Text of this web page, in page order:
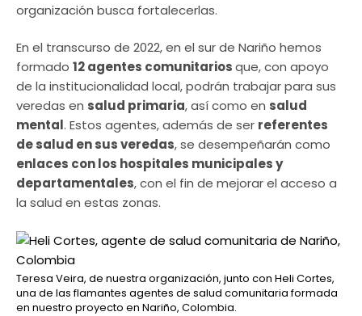
organización busca fortalecerlas.
En el transcurso de 2022, en el sur de Nariño hemos
formado 12 agentes comunitariosque, con apoyo
de la institucionalidad local, podrán trabajar para sus
veredas en salud primaria, así como en salud
mental. Estos agentes, además de ser referentes
de salud en sus veredas, se desempeñarán como
enlaces con los hospitales municipales y
departamentales, con el fin de mejorar el acceso a
la salud en estas zonas.
Teresa Veira, de nuestra organización, junto con Heli Cortes,
una de las flamantes agentes de salud comunitaria formada
en nuestro proyecto en Nariño, Colombia.